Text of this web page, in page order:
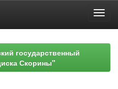
государственный
Скорины"